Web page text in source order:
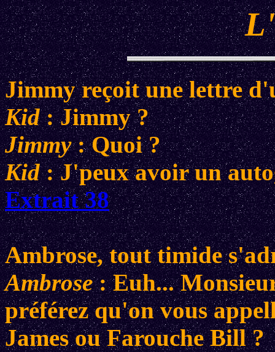
Jimmy reçoit une lettre
Kid: Jimmy ?
Jimmy: Quoi ?
Kid: J'peux avoir un
Extrait 38
Ambrose, tout timide
Ambrose: Euh...
préférez qu'on vous
James ou Farouche Bill ?